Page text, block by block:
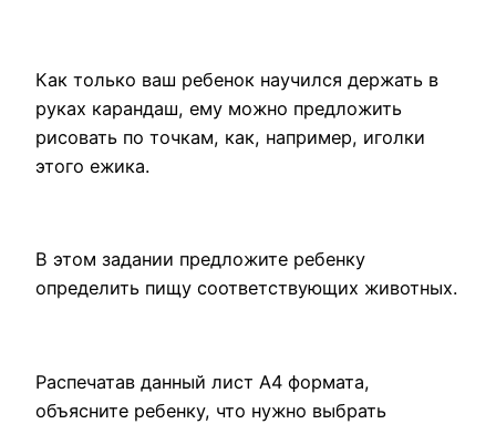
Как только ваш ребенок научился держать в
руках карандаш, ему можно предложить
рисовать по точкам, как, например, иголки
этого ежика.
В этом задании предложите ребенку
определить пищу соответствующих животных.
Распечатав данный лист А4 формата,
объясните ребенку, что нужно выбрать